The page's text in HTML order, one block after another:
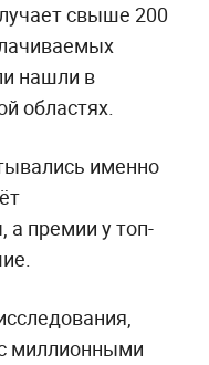
свыше 200
нашли в
областях.
именно
премии у топ-
миллионными